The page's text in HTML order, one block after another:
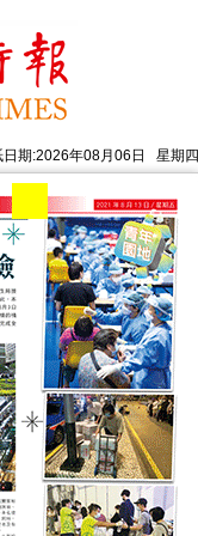
日期:2026年08月06日 星期四